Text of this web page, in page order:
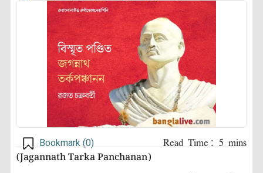
Bookmark (0)
(Jagannath Tarka Panchanan)